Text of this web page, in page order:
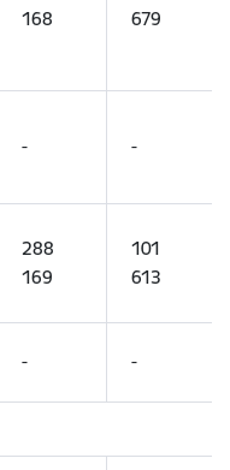
168
679
- -
288
169
101
613
- -